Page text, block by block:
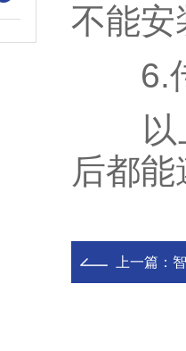
不能安
6.传
以
后都
上一篇：